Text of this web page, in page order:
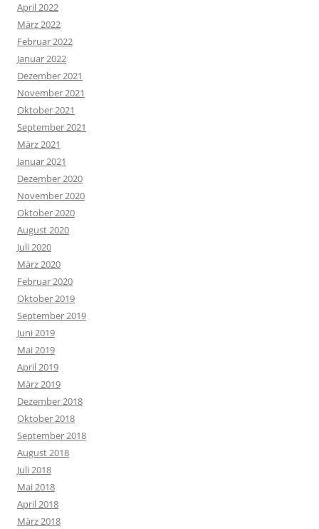
April 2022
März 2022
Februar 2022
Januar 2022
Dezember 2021
November 2021
Oktober 2021
September 2021
März 2021
Januar 2021
Dezember 2020
November 2020
Oktober 2020
August 2020
Juli 2020
März 2020
Februar 2020
Oktober 2019
September 2019
Juni 2019
Mai 2019
April 2019
März 2019
Dezember 2018
Oktober 2018
September 2018
August 2018
Juli 2018
Mai 2018
April 2018
März 2018